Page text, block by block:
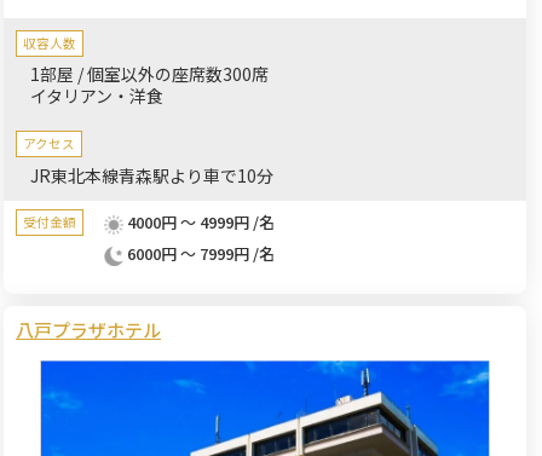
ス。青森県内初の調光ガラスを利用したオープンキッチンでの演
出も人気です。一方のオーキッドはオークウッドの温もりに包ま
れたナチュラルな空間。用途に合わせてぴったりの会場をご提案
収容人数
1部屋 / 個室以外の座席数300席
イタリアン・洋食
アクセス
JR東北本線青森駅より車で10分
受付金額
4000円 ～ 4999円 /名
6000円 ～ 7999円 /名
八戸プラザホテル